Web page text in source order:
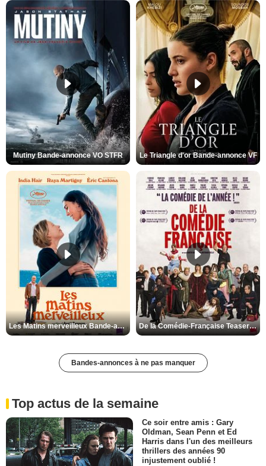
Mutiny Bande-annonce VO STFR Le Triangle d'or Bande-annonce VF
Les Matins merveilleux Bande-annonce VF De la Comédie-Française Teaser VF
Bandes-annonces à ne pas manquer
Top actus de la semaine
Ce soir entre amis : Gary
Oldman, Sean Penn et Ed
Harris dans l'un des meilleurs
thrillers des années 90
injustement oublié !